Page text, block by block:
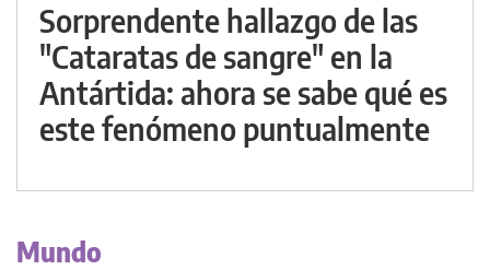
Sorprendente hallazgo de las
"Cataratas de sangre" en la
Antártida: ahora se sabe qué es
este fenómeno puntualmente
Mundo